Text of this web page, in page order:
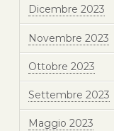
Dicembre 2023
Novembre 2023
Ottobre 2023
Settembre 2023
Maggio 2023